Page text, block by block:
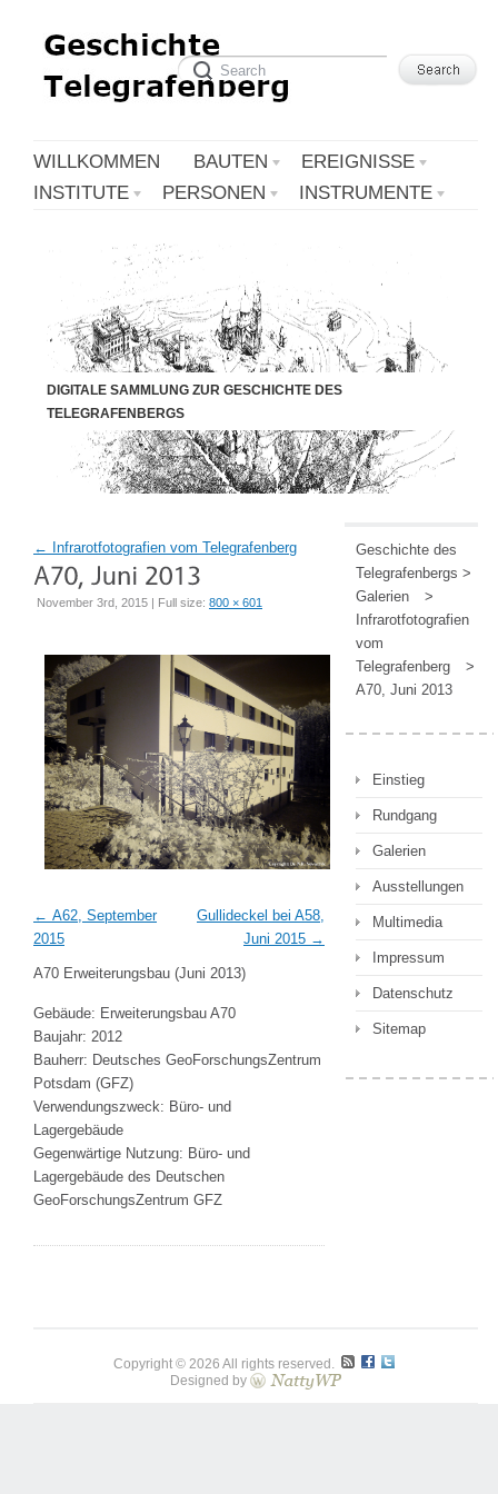
WILLKOMMEN BAUTEN
EREIGNISSE
INSTITUTE
PERSONEN INSTRUMENTE
DIGITALE SAMMLUNG ZUR GESCHICHTE DES
TELEGRAFENBERGS
← Infrarotfotografien vom Telegrafenberg
November 3rd, 2015 | Full size: 800 × 601
A62, September
2015
Gullideckel bei A58,
Juni 2015
A70 Erweiterungsbau (Juni 2013)
Gebäude: Erweiterungsbau A70
Baujahr: 2012
Bauherr: Deutsches GeoForschungsZentrum
Potsdam (GFZ)
Verwendungszweck: Büro- und
Lagergebäude
Gegenwärtige Nutzung: Büro- und
Lagergebäude des Deutschen
GeoForschungsZentrum GFZ
Geschichte des
Telegrafenbergs >
Galerien
>
Infrarotfotografien
vom
Telegrafenberg
>
A70, Juni 2013
Einstieg
Rundgang
Galerien
Ausstellungen
Multimedia
Impressum
Datenschutz
Sitemap
Copyright © 2026 All rights reserved.
Designed by